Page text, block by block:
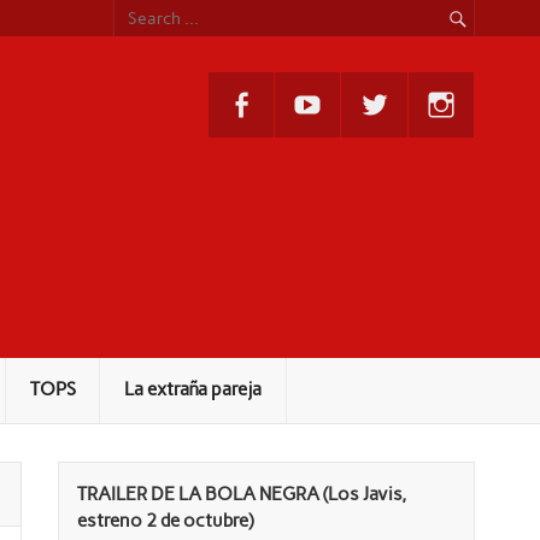
TOPS La extraña pareja
TRAILER DE LA BOLA NEGRA (Los Javis,
estreno 2 de octubre)